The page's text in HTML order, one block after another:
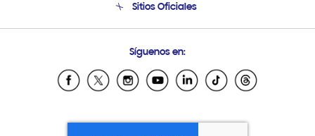
Condiciones de Compra
Soporte vía eMail
Sitios Oficiales
Samsung Ecuador
Samsung El Salvador
Samsung Honduras
Síguenos en: